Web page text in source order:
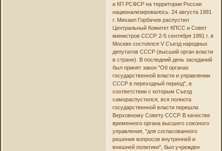
и КП РСФСР на территории России
национализировалось. 24 августа 1991
г. Михаил Горбачев распустил
Центральный Комитет КПСС и Совет
министров СССР. 2-5 сентября 1991 г. в
Москве состоялся V Съезд народных
депутатов СССР (высший орган власти
в стране). В последний день заседаний
был принят закон "Об органах
государственной власти и управлении
СССР в переходный период", в
соответствии с которым Съезд
самораспустился, вся полнота
государственной власти перешла
Верховному Совету СССР. В качестве
временного органа высшего союзного
управления, "для согласованного
решения вопросов внутренней и
внешней политики", был учрежден